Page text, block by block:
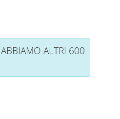
ALTRI 600